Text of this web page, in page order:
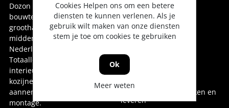
Dozon Bouwtechniek is dé
bouwtechnische
groothandel voor oost-,
midden- en noord-
Nederland.
Totaalleverancier voor de
interieurbouw,
kozijnenindustrie,
aannemerij en installatie &
montage.
Vestigingen
Onze collega's
Geschiedenis
Duurzaam doen, denken en
leveren
Cookies Helpen ons om een betere
diensten te kunnen verlenen. Als je
gebruik wilt maken van onze diensten
stem je toe om cookies te gebruiken
Ok
Meer weten